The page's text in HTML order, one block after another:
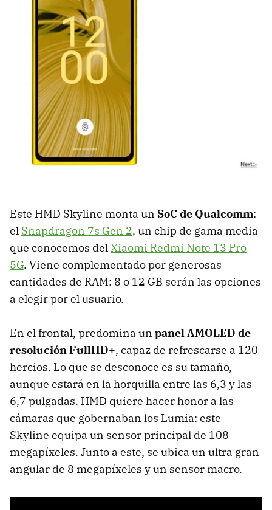
Este HMD Skyline monta un SoC de Qualcomm:
el Snapdragon 7s Gen 2, un chip de gama media
que conocemos delXiaomi Redmi Note 13 Pro
5G. Viene complementado por generosas
cantidades de RAM: 8 o 12 GB serán las opciones
a elegir por el usuario.
En el frontal, predomina un panel AMOLED de
resolución FullHD+, capaz de refrescarse a 120
hercios. Lo que se desconoce es su tamaño,
aunque estará en la horquilla entre las 6,3 y las
6,7 pulgadas. HMD quiere hacer honor a las
cámaras que gobernaban los Lumia: este
Skyline equipa un sensor principal de 108
megapíxeles. Junto a este, se ubica un ultra gran
angular de 8 megapíxeles y un sensor macro.